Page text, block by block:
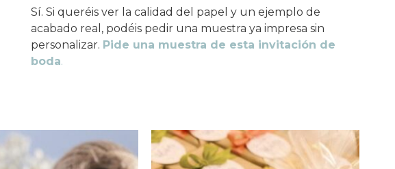
Sí. Si queréis ver la calidad del papel y un ejemplo de
acabado real, podéis pedir una muestra ya impresa sin
personalizar. Pide una muestra de esta invitación de
boda.